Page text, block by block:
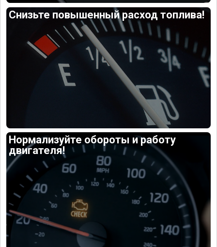
Снизьте повышенный расход топлива!
Нормализуйте обороты и работу
двигателя!